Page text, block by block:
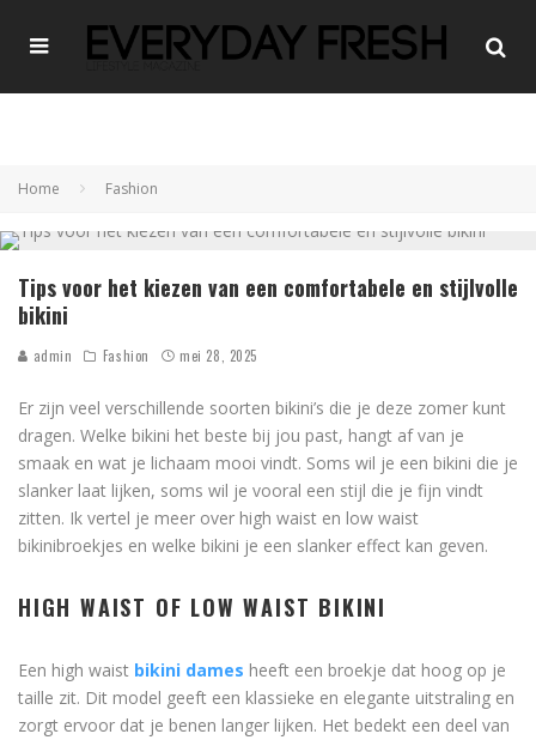
Home Fashion
Tips voor het kiezen van een comfortabele en stijlvolle
bikini
admin Fashion mei 28, 2025
Er zijn veel verschillende soorten bikini’s die je deze zomer kunt
dragen. Welke bikini het beste bij jou past, hangt af van je
smaak en wat je lichaam mooi vindt. Soms wil je een bikini die je
slanker laat lijken, soms wil je vooral een stijl die je fijn vindt
zitten. Ik vertel je meer over high waist en low waist
bikinibroekjes en welke bikini je een slanker effect kan geven.
HIGH WAIST OF LOW WAIST BIKINI
Een high waist bikini dames heeft een broekje dat hoog op je
taille zit. Dit model geeft een klassieke en elegante uitstraling en
zorgt ervoor dat je benen langer lijken. Het bedekt een deel van